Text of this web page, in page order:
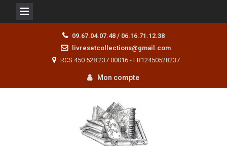
09.67.04.07.48 / 06.16.71.12.38
livresetcollections@gmail.com
RCS 450 528 237 00016 - FR12450528237
Mon compte